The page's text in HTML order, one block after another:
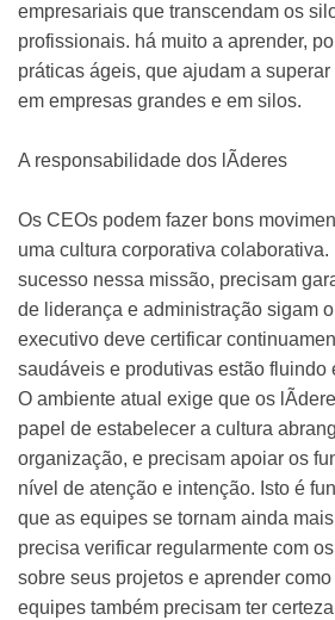
empresariais que transcendam os
profissionais. há muito a aprender,
práticas ágeis, que ajudam a
em empresas grandes e em silos.
A responsabilidade dos lÃ­deres
Os CEOs podem fazer bons
uma cultura corporativa colaborativa.
sucesso nessa missão, precisam
de liderança e administração sigam
executivo deve certificar
saudáveis e produtivas estão fluindo
O ambiente atual exige que os
papel de estabelecer a cultura
organização, e precisam apoiar os
nível de atenção e intenção. Isto é
que as equipes se tornam ainda
precisa verificar regularmente com
sobre seus projetos e aprender
equipes também precisam ter